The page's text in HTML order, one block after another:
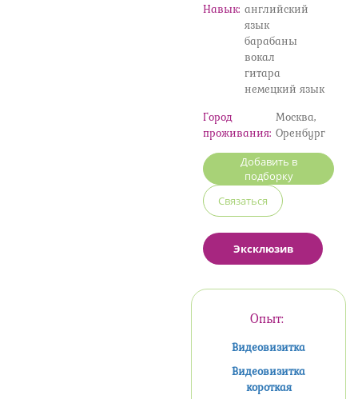
Навык: английский
язык
барабаны
вокал
гитара
немецкий язык
Город
проживания:
Москва,
Оренбург
Добавить в
подборку
Связаться
Эксклюзив
Опыт:
Видеовизитка
Видеовизитка
короткая